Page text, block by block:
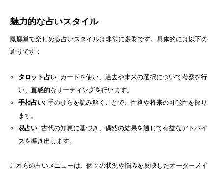
魅力的な占いスタイル
鳳凰堂で楽しめる占いスタイルは非常に多彩です。具体的には以下の
通りです：
タロット占い: カードを使い、過去や未来の選択について考察を行
い、直感的なリーディングを行います。
手相占い: 手のひらを読み解くことで、性格や将来の可能性を探り
ます。
易占い: 古代の知恵に基づき、偶然の結果を通じて有益なアドバイ
スを導き出します。
これらの占いメニューは、個々の状況や悩みを反映したオーダーメイ